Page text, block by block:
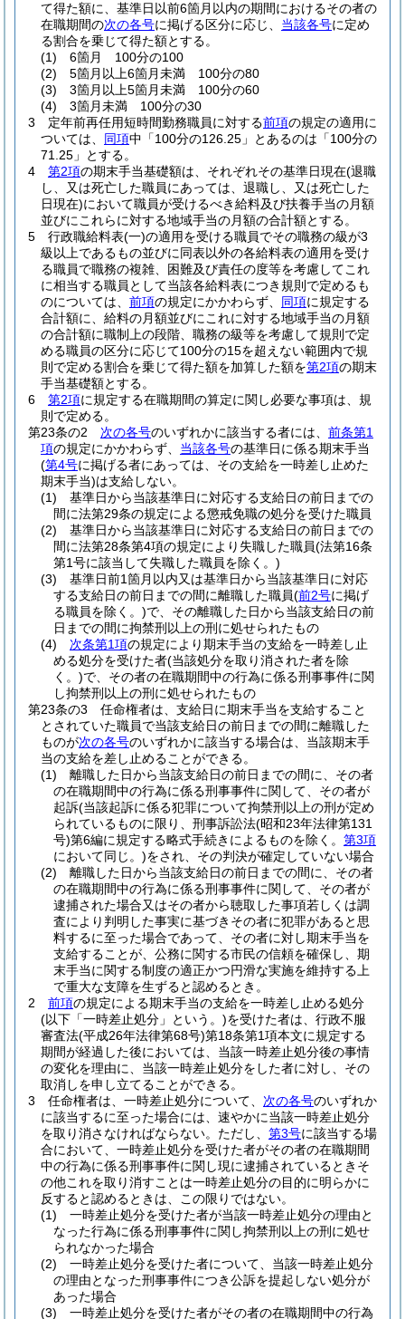
て得た額に、基準日以前6箇月以内の期間におけるその者の
在職期間の次の各号に掲げる区分に応じ、 当該各号に定め
る割合を乗じて得た額とする。
(1)
6箇月 100分の100
(2)
5箇月以上6箇月未満 100分の80
(3)
3箇月以上5箇月未満 100分の60
(4)
3箇月未満 100分の30
3
定年前再任用短時間勤務職員に対する前項の規定の適用に
ついては、 同項中「100分の126.25」とあるのは「100分の
71.25」とする。
4
第2項の期末手当基礎額は、それぞれその基準日現在(退職
し、又は死亡した職員にあっては、退職し、又は死亡した
日現在)において職員が受けるべき給料及び扶養手当の月額
並びにこれらに対する地域手当の月額の合計額とする。
5
行政職給料表(一)の適用を受ける職員でその職務の級が3
級以上であるもの並びに同表以外の各給料表の適用を受け
る職員で職務の複雑、困難及び責任の度等を考慮してこれ
に相当する職員として当該各給料表につき規則で定めるも
のについては、 前項の規定にかかわらず、 同項に規定する
合計額に、給料の月額並びにこれに対する地域手当の月額
の合計額に職制上の段階、職務の級等を考慮して規則で定
める職員の区分に応じて100分の15を超えない範囲内で規
則で定める割合を乗じて得た額を加算した額を第2項の期末
手当基礎額とする。
6
第2項に規定する在職期間の算定に関し必要な事項は、規
則で定める。
第23条の2
次の各号のいずれかに該当する者には、 前条第1
項の規定にかかわらず、 当該各号の基準日に係る期末手当
(第4号に掲げる者にあっては、その支給を一時差し止めた
期末手当)は支給しない。
(1)
基準日から当該基準日に対応する支給日の前日までの
間に法第29条の規定による懲戒免職の処分を受けた職員
(2)
基準日から当該基準日に対応する支給日の前日までの
間に法第28条第4項の規定により失職した職員(法第16条
第1号に該当して失職した職員を除く。)
(3)
基準日前1箇月以内又は基準日から当該基準日に対応
する支給日の前日までの間に離職した職員(前2号に掲げ
る職員を除く。)で、その離職した日から当該支給日の前
日までの間に拘禁刑以上の刑に処せられたもの
(4)
次条第1項の規定により期末手当の支給を一時差し止
める処分を受けた者(当該処分を取り消された者を除
く。)で、その者の在職期間中の行為に係る刑事事件に関
し拘禁刑以上の刑に処せられたもの
第23条の3
任命権者は、支給日に期末手当を支給すること
とされていた職員で当該支給日の前日までの間に離職した
ものが次の各号のいずれかに該当する場合は、当該期末手
当の支給を差し止めることができる。
(1)
離職した日から当該支給日の前日までの間に、その者
の在職期間中の行為に係る刑事事件に関して、その者が
起訴(当該起訴に係る犯罪について拘禁刑以上の刑が定め
られているものに限り、刑事訴訟法(昭和23年法律第131
号)第6編に規定する略式手続きによるものを除く。 第3項
において同じ。)をされ、その判決が確定していない場合
(2)
離職した日から当該支給日の前日までの間に、その者
の在職期間中の行為に係る刑事事件に関して、その者が
逮捕された場合又はその者から聴取した事項若しくは調
査により判明した事実に基づきその者に犯罪があると思
料するに至った場合であって、その者に対し期末手当を
支給することが、公務に関する市民の信頼を確保し、期
末手当に関する制度の適正かつ円滑な実施を維持する上
で重大な支障を生ずると認めるとき。
2
前項の規定による期末手当の支給を一時差し止める処分
(以下「一時差止処分」という。)を受けた者は、行政不服
審査法(平成26年法律第68号)第18条第1項本文に規定する
期間が経過した後においては、当該一時差止処分後の事情
の変化を理由に、当該一時差止処分をした者に対し、その
取消しを申し立てることができる。
3
任命権者は、一時差止処分について、 次の各号のいずれか
に該当するに至った場合には、速やかに当該一時差止処分
を取り消さなければならない。 ただし、 第3号に該当する場
合において、一時差止処分を受けた者がその者の在職期間
中の行為に係る刑事事件に関し現に逮捕されているときそ
の他これを取り消すことは一時差止処分の目的に明らかに
反すると認めるときは、この限りではない。
(1)
一時差止処分を受けた者が当該一時差止処分の理由と
なった行為に係る刑事事件に関し拘禁刑以上の刑に処せ
られなかった場合
(2)
一時差止処分を受けた者について、当該一時差止処分
の理由となった刑事事件につき公訴を提起しない処分が
あった場合
(3)
一時差止処分を受けた者がその者の在職期間中の行為